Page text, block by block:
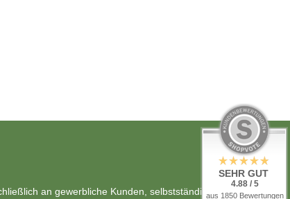
an gewerbliche Kunden, selbstständig Berufstätige
SEHR GUT
4.88 / 5
aus 1850 Bewertungen